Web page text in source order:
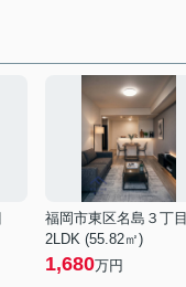
福岡市東区名島３丁目
2LDK (55.82㎡)
1,680万円